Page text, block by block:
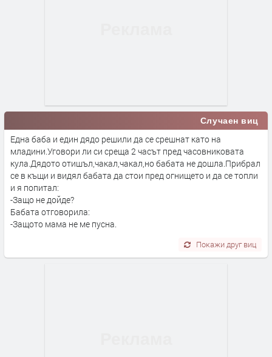
Случаен виц
Една баба и един дядо решили да се срешнат като на
младини.Уговори ли си среща 2 часът пред часовниковата
кула.Дядото отишъл,чакал,чакал,но бабата не дошла.Прибрал
се в къщи и видял бабата да стои пред огнището и да се топли
и я попитал:
-Защо не дойде?
Бабата отговорила:
-Защото мама не ме пусна.
Покажи друг виц